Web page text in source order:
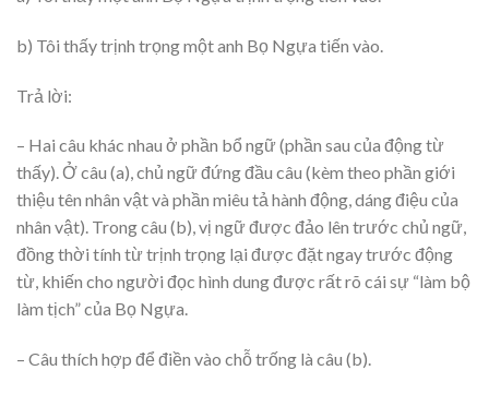
b) Tôi thấy trịnh trọng một anh Bọ Ngựa tiến vào.
Trả lời:
– Hai câu khác nhau ở phần bổ ngữ (phần sau của động từ
thấy). Ở câu (a), chủ ngữ đứng đầu câu (kèm theo phần giới
thiệu tên nhân vật và phần miêu tả hành động, dáng điệu của
nhân vật). Trong câu (b), vị ngữ được đảo lên trước chủ ngữ,
đồng thời tính từ trịnh trọng lại được đặt ngay trước động
từ, khiến cho người đọc hình dung được rất rõ cái sự “làm bộ
làm tịch” của Bọ Ngựa.
– Câu thích hợp để điền vào chỗ trống là câu (b).